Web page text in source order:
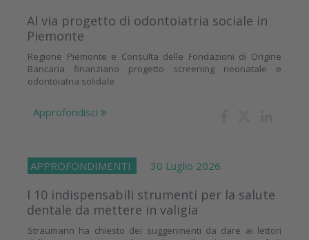
Al via progetto di odontoiatria sociale in
Piemonte
Regione Piemonte e Consulta delle Fondazioni di Origine
Bancaria finanziano progetto screening neonatale e
odontoiatria solidale
Approfondisci
APPROFONDIMENTI 30 Luglio 2026
I 10 indispensabili strumenti per la salute
dentale da mettere in valigia
Straumann ha chiesto dei suggerimenti da dare ai lettori